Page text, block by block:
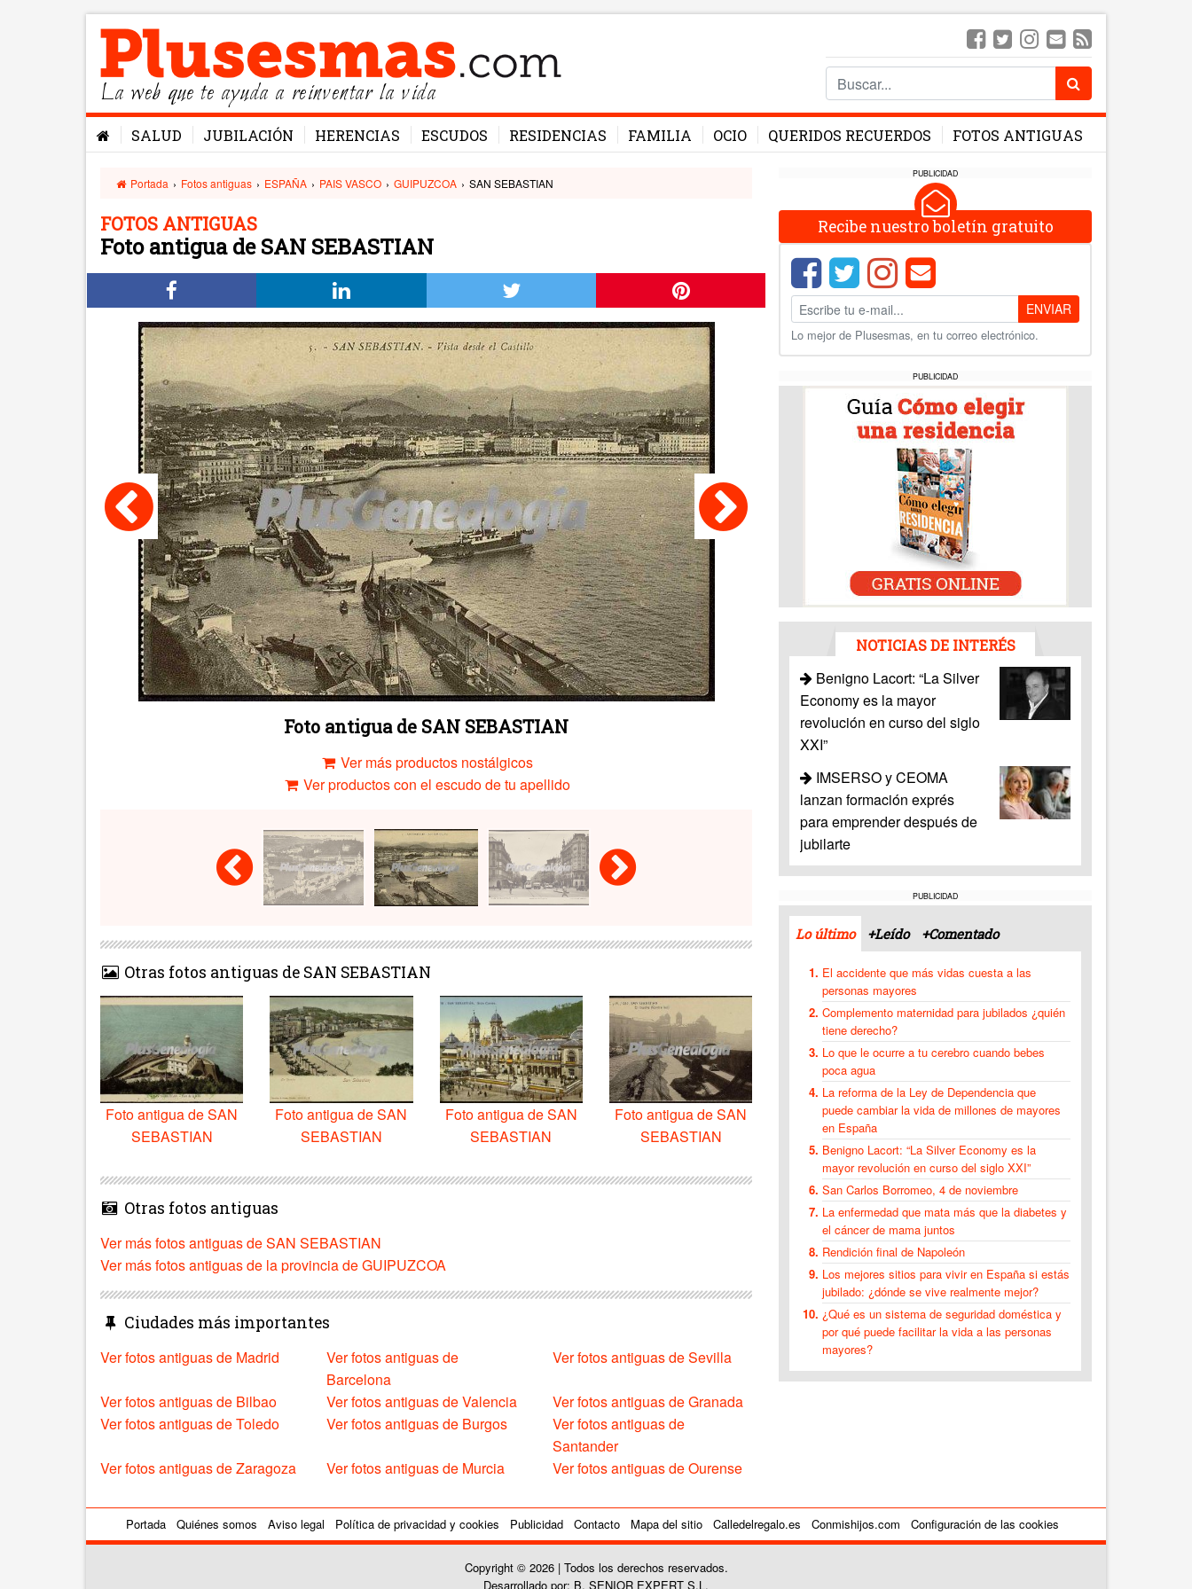
La web que te ayuda a reinventar la vida
SALUD JUBILACIÓN HERENCIAS ESCUDOS RESIDENCIAS FAMILIA OCIO QUERIDOS RECUERDOS FOTOS ANTIGUAS
Portada › Fotos antiguas › ESPAÑA › PAIS VASCO › GUIPUZCOA › SAN SEBASTIAN
FOTOS ANTIGUAS
Foto antigua de SAN SEBASTIAN
Foto antigua de SAN SEBASTIAN
Ver más productos nostálgicos
Ver productos con el escudo de tu apellido
Otras fotos antiguas de SAN SEBASTIAN
Foto antigua de SAN
SEBASTIAN
Foto antigua de SAN
SEBASTIAN
Foto antigua de SAN
SEBASTIAN
Foto antigua de SAN
SEBASTIAN
Otras fotos antiguas
Ver más fotos antiguas de SAN SEBASTIAN
Ver más fotos antiguas de la provincia de GUIPUZCOA
Ciudades más importantes
Ver fotos antiguas de Madrid
Ver fotos antiguas de
Barcelona
Ver fotos antiguas de Sevilla
Ver fotos antiguas de Bilbao Ver fotos antiguas de Valencia
Ver fotos antiguas de Granada
Ver fotos antiguas de Toledo
Ver fotos antiguas de Burgos
Ver fotos antiguas de
Santander
Ver fotos antiguas de Zaragoza
Ver fotos antiguas de Murcia Ver fotos antiguas de Ourense
PUBLICIDAD
Recibe nuestro boletín gratuito
ENVIAR
Lo mejor de Plusesmas, en tu correo electrónico.
PUBLICIDAD
NOTICIAS DE INTERÉS
Benigno Lacort: “La Silver
Economy es la mayor
revolución en curso del siglo
XXI”
IMSERSO y CEOMA
lanzan formación exprés
para emprender después de
jubilarte
PUBLICIDAD
Lo último +Leído +Comentado
El accidente que más vidas cuesta a las
personas mayores
Complemento maternidad para jubilados ¿quién
tiene derecho?
Lo que le ocurre a tu cerebro cuando bebes
poca agua
La reforma de la Ley de Dependencia que
puede cambiar la vida de millones de mayores
en España
Benigno Lacort: “La Silver Economy es la
mayor revolución en curso del siglo XXI”
San Carlos Borromeo, 4 de noviembre
La enfermedad que mata más que la diabetes y
el cáncer de mama juntos
Rendición final de Napoleón
Los mejores sitios para vivir en España si estás
jubilado: ¿dónde se vive realmente mejor?
¿Qué es un sistema de seguridad doméstica y
por qué puede facilitar la vida a las personas
mayores?
Portada Quiénes somos Aviso legal Política de privacidad y cookies Publicidad Contacto Mapa del sitio Calledelregalo.es Conmishijos.com Configuración de las cookies
Copyright © 2026 | Todos los derechos reservados.
Desarrollado por: B. SENIOR EXPERT S.L.